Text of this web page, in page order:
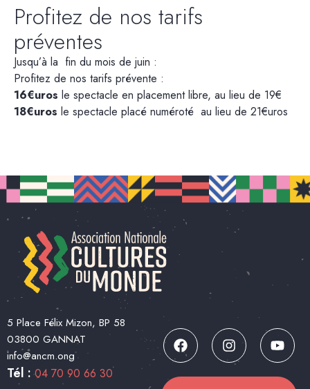
Profitez de nos tarifs
préventes
Jusqu’à la fin du mois de juin :
Profitez de nos tarifs prévente :
16€uros le spectacle en placement libre, au lieu de 19€
18€uros le spectacle placé numéroté au lieu de 21€uros
5 Place Félix Mizon, BP 58
03800 GANNAT
info@ancm.ong
Tél :04 70 90 66 30